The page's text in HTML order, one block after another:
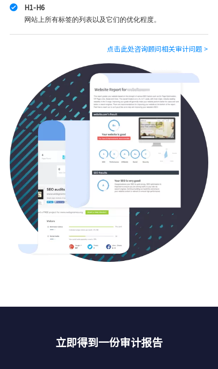
H1-H6
网站上所有标签的列表以及它们的优化程度。
点击此处咨询顾问相关审计问题 >
立即得到一份审计报告